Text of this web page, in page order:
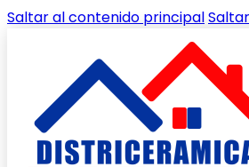
Saltar al contenido principal